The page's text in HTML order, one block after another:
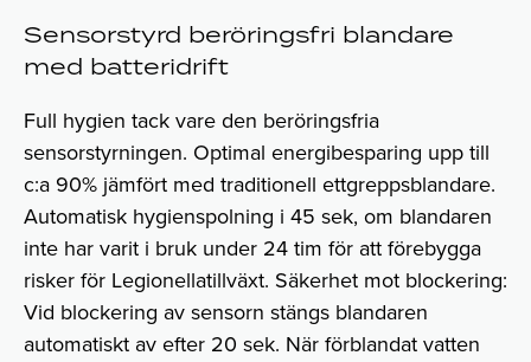
Sensorstyrd beröringsfri blandare
med batteridrift
Full hygien tack vare den beröringsfria
sensorstyrningen. Optimal energibesparing upp till
c:a 90% jämfört med traditionell ettgreppsblandare.
Automatisk hygienspolning i 45 sek, om blandaren
inte har varit i bruk under 24 tim för att förebygga
risker för Legionellatillväxt. Säkerhet mot blockering:
Vid blockering av sensorn stängs blandaren
automatiskt av efter 20 sek. När förblandat vatten